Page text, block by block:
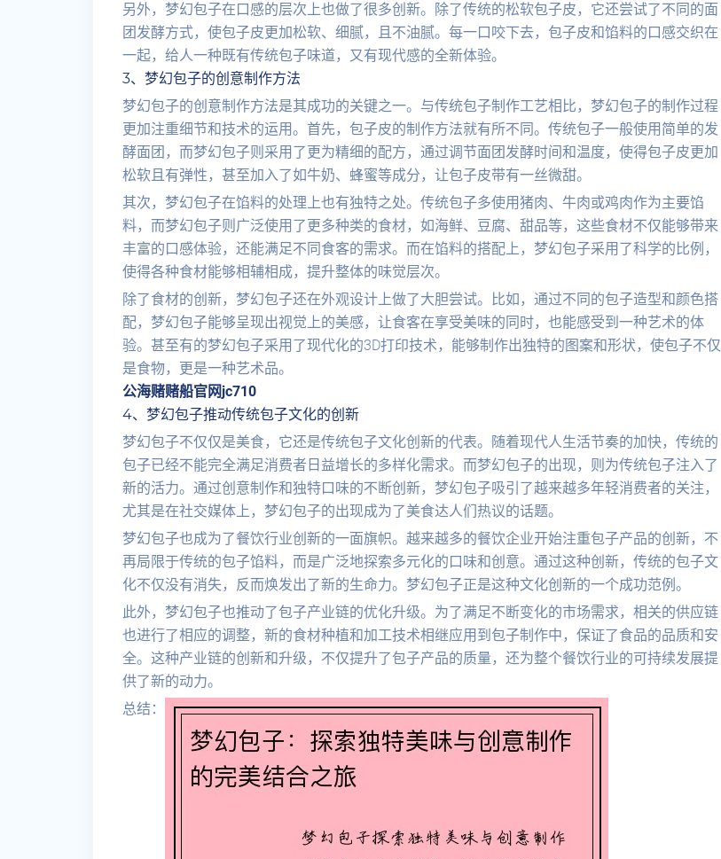
另外，梦幻包子在口感的层次上也做了很多创新。除了传统的松软包子皮，它还尝试了不同的面
团发酵方式，使包子皮更加松软、细腻，且不油腻。每一口咬下去，包子皮和馅料的口感交织在
一起，给人一种既有传统包子味道，又有现代感的全新体验。
3、梦幻包子的创意制作方法
梦幻包子的创意制作方法是其成功的关键之一。与传统包子制作工艺相比，梦幻包子的制作过程
更加注重细节和技术的运用。首先，包子皮的制作方法就有所不同。传统包子一般使用简单的发
酵面团，而梦幻包子则采用了更为精细的配方，通过调节面团发酵时间和温度，使得包子皮更加
松软且有弹性，甚至加入了如牛奶、蜂蜜等成分，让包子皮带有一丝微甜。
其次，梦幻包子在馅料的处理上也有独特之处。传统包子多使用猪肉、牛肉或鸡肉作为主要馅
料，而梦幻包子则广泛使用了更多种类的食材，如海鲜、豆腐、甜品等，这些食材不仅能够带来
丰富的口感体验，还能满足不同食客的需求。而在馅料的搭配上，梦幻包子采用了科学的比例，
使得各种食材能够相辅相成，提升整体的味觉层次。
除了食材的创新，梦幻包子还在外观设计上做了大胆尝试。比如，通过不同的包子造型和颜色搭
配，梦幻包子能够呈现出视觉上的美感，让食客在享受美味的同时，也能感受到一种艺术的体
验。甚至有的梦幻包子采用了现代化的3D打印技术，能够制作出独特的图案和形状，使包子不仅
是食物，更是一种艺术品。
公海赌赌船官网jc710
4、梦幻包子推动传统包子文化的创新
梦幻包子不仅仅是美食，它还是传统包子文化创新的代表。随着现代人生活节奏的加快，传统的
包子已经不能完全满足消费者日益增长的多样化需求。而梦幻包子的出现，则为传统包子注入了
新的活力。通过创意制作和独特口味的不断创新，梦幻包子吸引了越来越多年轻消费者的关注，
尤其是在社交媒体上，梦幻包子的出现成为了美食达人们热议的话题。
梦幻包子也成为了餐饮行业创新的一面旗帜。越来越多的餐饮企业开始注重包子产品的创新，不
再局限于传统的包子馅料，而是广泛地探索多元化的口味和创意。通过这种创新，传统的包子文
化不仅没有消失，反而焕发出了新的生命力。梦幻包子正是这种文化创新的一个成功范例。
此外，梦幻包子也推动了包子产业链的优化升级。为了满足不断变化的市场需求，相关的供应链
也进行了相应的调整，新的食材种植和加工技术相继应用到包子制作中，保证了食品的品质和安
全。这种产业链的创新和升级，不仅提升了包子产品的质量，还为整个餐饮行业的可持续发展提
供了新的动力。
总结：